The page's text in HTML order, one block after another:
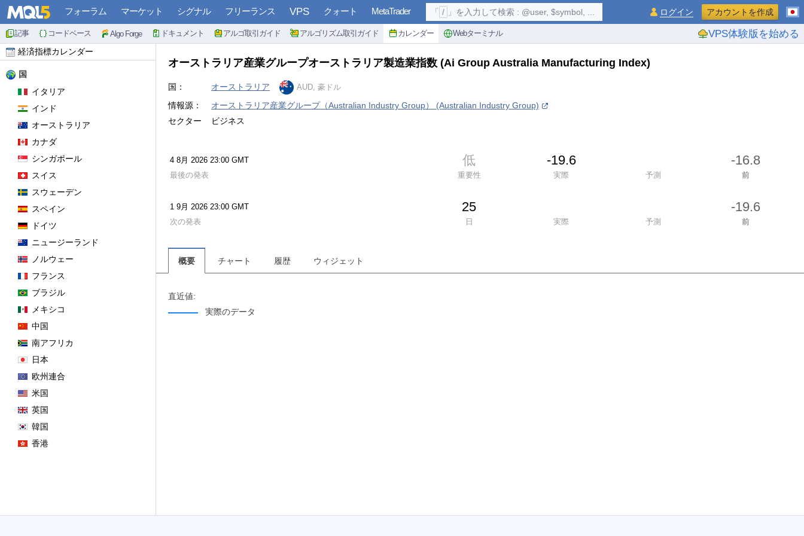
フォーラム マーケット シグナル フリーランス VPS クォート MetaTrader
記事 コードベース Algo Forge ドキュメント アルゴ取引ガイド アルゴリズム取引ガイド カレンダー Webターミナル VPS体験版を始める
「 / 」を入力して検索 : @user, $symbol, ... ログイン アカウントを作成
経済指標カレンダー
国
イタリア
インド
オーストラリア
カナダ
シンガポール
スイス
スウェーデン
スペイン
ドイツ
ニュージーランド
ノルウェー
フランス
ブラジル
メキシコ
中国
南アフリカ
日本
欧州連合
米国
英国
韓国
香港
オーストラリア産業グループオーストラリア製造業指数 (Ai Group Australia Manufacturing Index)
国： オーストラリア AUD, 豪ドル
情報源：
オーストラリア産業グループ（Australian Industry Group） (Australian Industry Group)
セクター
ビジネス
4 8月 2026 23:00 GMT 低 -19.6 -16.8
最後の発表 重要性 実際 予測 前
1 9月 2026 23:00 GMT 25 -19.6
次の発表 日 実際 予測 前
概要 チャート 履歴 ウィジェット
直近値:
実際のデータ